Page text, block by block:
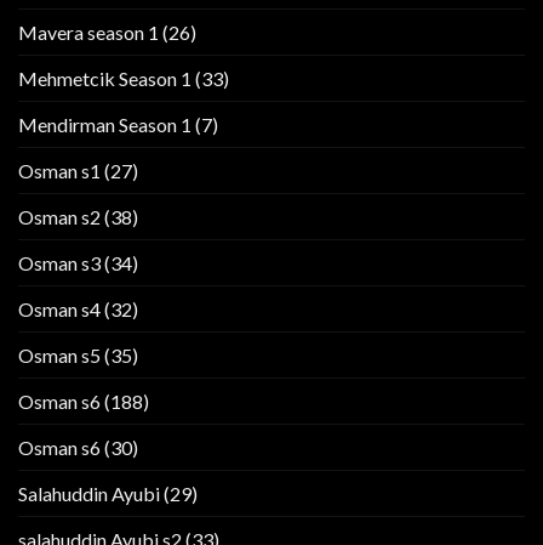
Mavera season 1 (26)
Mehmetcik Season 1 (33)
Mendirman Season 1 (7)
Osman s1 (27)
Osman s2 (38)
Osman s3(34)
Osman s4(32)
Osman s5(35)
Osman s6(188)
Osman s6(30)
Salahuddin Ayubi(29)
salahuddin Ayubi s2 (33)